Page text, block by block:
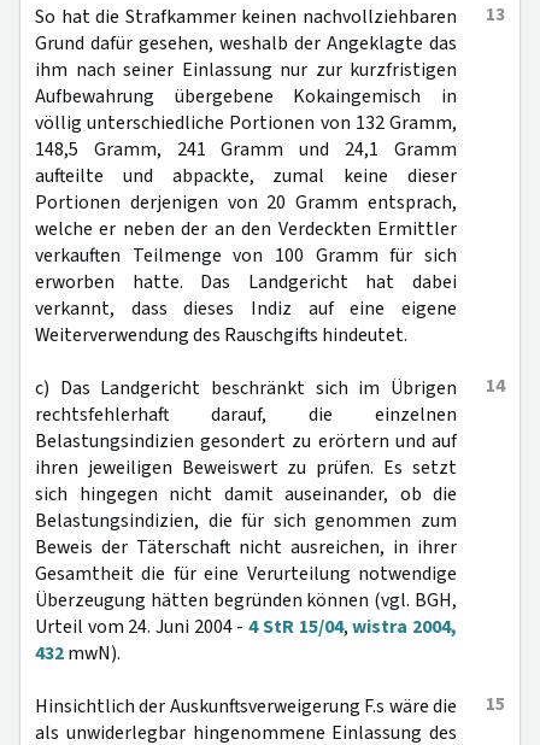
13
So hat die Strafkammer keinen nachvollziehbaren
Grund dafür gesehen, weshalb der Angeklagte das
ihm nach seiner Einlassung nur zur kurzfristigen
Aufbewahrung übergebene Kokaingemisch in
völlig unterschiedliche Portionen von 132 Gramm,
148,5 Gramm, 241 Gramm und 24,1 Gramm
aufteilte und abpackte, zumal keine dieser
Portionen derjenigen von 20 Gramm entsprach,
welche er neben der an den Verdeckten Ermittler
verkauften Teilmenge von 100 Gramm für sich
erworben hatte. Das Landgericht hat dabei
verkannt, dass dieses Indiz auf eine eigene
Weiterverwendung des Rauschgifts hindeutet.
14
c) Das Landgericht beschränkt sich im Übrigen
rechtsfehlerhaft darauf, die einzelnen
Belastungsindizien gesondert zu erörtern und auf
ihren jeweiligen Beweiswert zu prüfen. Es setzt
sich hingegen nicht damit auseinander, ob die
Belastungsindizien, die für sich genommen zum
Beweis der Täterschaft nicht ausreichen, in ihrer
Gesamtheit die für eine Verurteilung notwendige
Überzeugung hätten begründen können (vgl. BGH,
Urteil vom 24. Juni 2004 -4 StR 15/04,wistra 2004,
432mwN).
15
Hinsichtlich der Auskunftsverweigerung F.s wäre die
als unwiderlegbar hingenommene Einlassung des